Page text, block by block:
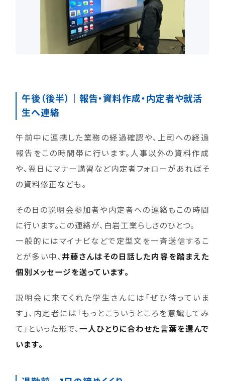
午後（後半）｜報告・資料作成・内定者や就活
生へ連絡
午前中に連携した業務の経過確認や、上司への経過
報告をこの時間帯に行います。人事以外の資料作成
や、翌日にマナー講習など内定者フォローがあればそ
の資料修正なども。
その日の説明会参加者や内定者への連絡もこの時間
に行います。この連絡が、白岩工業らしさのひとつ。
一般的にはマイナビなどで定型文を一斉送信するこ
とが多い中、 井藤さんはその日話した内容を踏まえた
個別メッセージを送っています。
説明会に来てくれた学生さんには「ぜひ待っていま
す」、内定者には「もっとこういうところを意識してみ
て」といった形で、一人ひとりに合わせた言葉を選んで
います。